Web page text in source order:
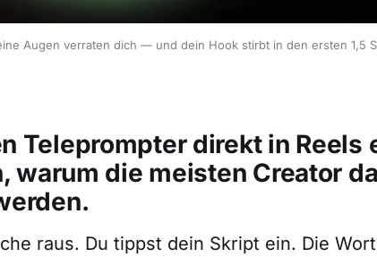
Augen verraten dich — und dein Hook stirbt in den ersten 1,5
Teleprompter direkt in Reels
warum die meisten Creator
raus. Du tippst dein Skript ein. Die